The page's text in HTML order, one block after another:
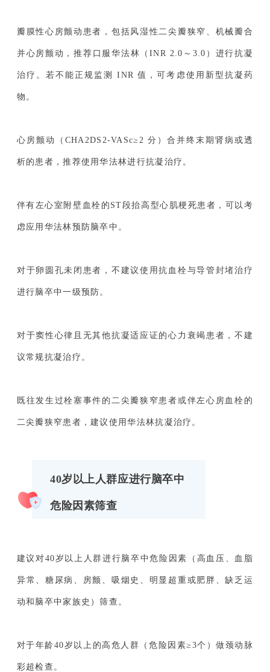
瓣膜性心房颤动患者，包括风湿性二尖瓣狭窄、机械瓣合
并心房颤动，推荐口服华法林（INR 2.0～3.0）进行抗凝
治疗。若不能正规监测 INR 值，可考虑使用新型抗凝药
物。
心房颤动（CHA2DS2-VASc≥2 分）合并终末期肾病或透
析的患者，推荐使用华法林进行抗凝治疗。
伴有左心室附壁血栓的ST段抬高型心肌梗死患者，可以考
虑应用华法林预防脑卒中。
对于卵圆孔未闭患者，不建议使用抗血栓与导管封堵治疗
进行脑卒中一级预防。
对于窦性心律且无其他抗凝适应证的心力衰竭患者，不建
议常规抗凝治疗。
既往发生过栓塞事件的二尖瓣狭窄患者或伴左心房血栓的
二尖瓣狭窄患者，建议使用华法林抗凝治疗。
40岁以上人群应进行脑卒中
危险因素筛查
建议对40岁以上人群进行脑卒中危险因素（高血压、血脂
异常、糖尿病、房颤、吸烟史、明显超重或肥胖、缺乏运
动和脑卒中家族史）筛查。
对于年龄40岁以上的高危人群（危险因素≥3个）做颈动脉
彩超检查。